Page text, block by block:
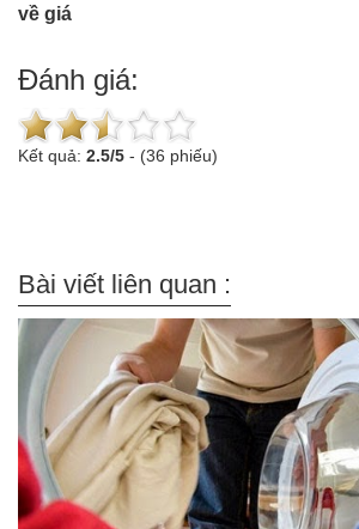
về giá
Đánh giá:
Kết quả: 2.5/5 - (36 phiếu)
Bài viết liên quan :